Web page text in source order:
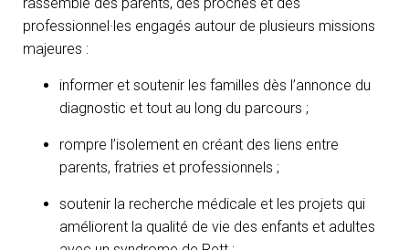
professionnel·les engagés autour de plusieurs missions
majeures :
informer et soutenir les familles dès l’annonce du
diagnostic et tout au long du parcours ;
rompre l’isolement en créant des liens entre
parents, fratries et professionnels ;
soutenir la recherche médicale et les projets qui
améliorent la qualité de vie des enfants et adultes